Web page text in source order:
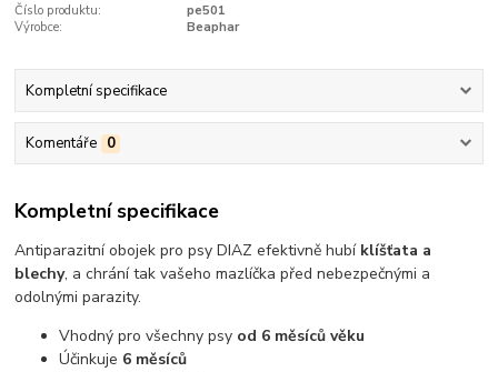
Číslo produktu:
pe501
Výrobce:
Beaphar
Kompletní specifikace
Komentáře 0
Kompletní specifikace
Antiparazitní obojek pro psy DIAZ efektivně hubí klíšťata a
blechy, a chrání tak vašeho mazlíčka před nebezpečnými a
odolnými parazity.
Vhodný pro všechny psy od 6 měsíců věku
Účinkuje 6 měsíců